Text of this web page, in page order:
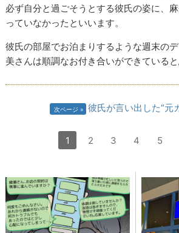
必ず自分と過ごそうとする彼氏の姿に、
っていなかったといいます。
彼氏の部屋でお泊まりするような週末の
美さんは順調なお付き合いができていると
次ページ 彼氏が言い出した“元
1 2 3 4 5